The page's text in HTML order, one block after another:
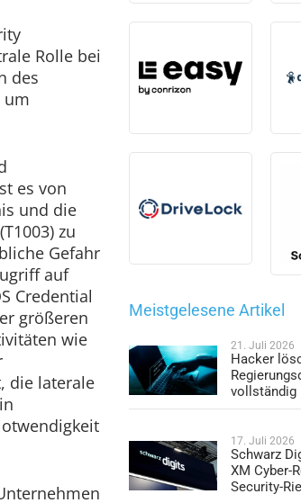
Rolle bei
des
um
es von
und die
zu
Gefahr
auf
Credential
größeren
wie
die laterale
Meistgelesene Artikel
21. Juli 2026
Hacker
vollständig
17. Juli 2026
Schwarz
XM Cyber-
Security-